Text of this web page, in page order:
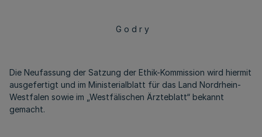
G o d r y
Die Neufassung der Satzung der Ethik-Kommission wird hiermit
ausgefertigt und im Ministerialblatt für das Land Nordrhein-
Westfalen sowie im „Westfälischen Ärzteblatt“ bekannt
gemacht.